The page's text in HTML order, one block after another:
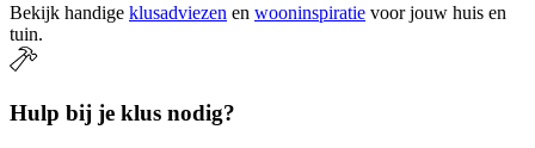
Bekijk handige klusadviezen en wooninspiratie voor jouw huis en
tuin.
Hulp bij je klus nodig?